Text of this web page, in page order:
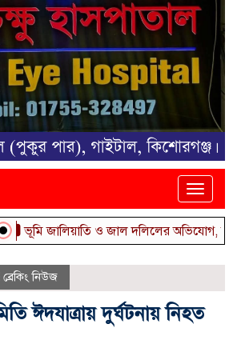
Toggle
জালিয়াতি ও জাল দলিলের অভিযোগ, জীবনের
ব্রেকিং নিউজ
ঈদযাত্রায় দুর্ঘটনায় নিহত